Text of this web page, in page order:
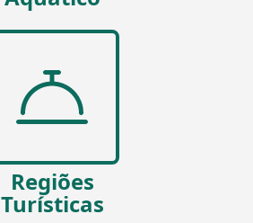
Regiões
Turísticas